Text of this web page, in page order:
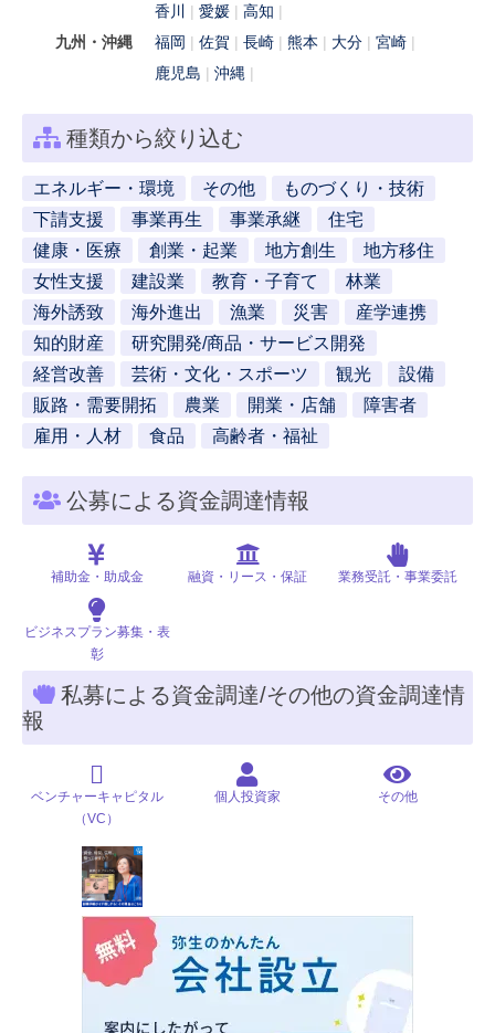
香川
愛媛
高知
九州・沖縄
福岡 佐賀 長崎 熊本 大分
宮崎
鹿児島
沖縄
種類から絞り込む
エネルギー・環境 その他
ものづくり・技術
下請支援
事業再生 事業承継
住宅
健康・医療
創業・起業 地方創生
地方移住
女性支援
建設業 教育・子育て
林業
海外誘致
海外進出 漁業 災害
産学連携
知的財産
研究開発/商品・サービス開発
経営改善
芸術・文化・スポーツ 観光
設備
販路・需要開拓
農業 開業・店舗
障害者
雇用・人材
食品 高齢者・福祉
公募による資金調達情報
補助金・助成金 融資・リース・保証 業務受託・事業委託
ビジネスプラン募集・表
彰
私募による資金調達/その他の資金調達情
報
ベンチャーキャピタル
（VC）
個人投資家 その他